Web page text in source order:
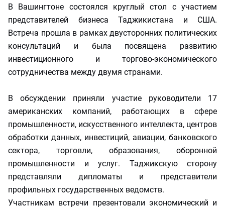
В Вашингтоне состоялся круглый стол с участием
представителей бизнеса Таджикистана и США.
Встреча прошла в рамках двусторонних политических
консультаций и была посвящена развитию
инвестиционного и торгово-экономического
сотрудничества между двумя странами.
В обсуждении приняли участие руководители 17
американских компаний, работающих в сфере
промышленности, искусственного интеллекта, центров
обработки данных, инвестиций, авиации, банковского
сектора, торговли, образования, оборонной
промышленности и услуг. Таджикскую сторону
представляли дипломаты и представители
профильных государственных ведомств.
Участникам встречи презентовали экономический и